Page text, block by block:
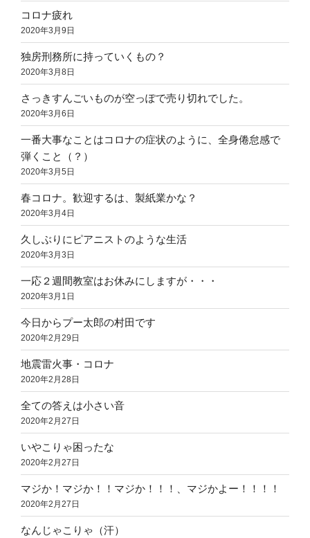
コロナ疲れ
2020年3月9日
独房刑務所に持っていくもの？
2020年3月8日
さっきすんごいものが空っぽで売り切れでした。
2020年3月6日
一番大事なことはコロナの症状のように、全身倦怠感で
弾くこと（？）
2020年3月5日
春コロナ。歓迎するは、製紙業かな？
2020年3月4日
久しぶりにピアニストのような生活
2020年3月3日
一応２週間教室はお休みにしますが・・・
2020年3月1日
今日からプー太郎の村田です
2020年2月29日
地震雷火事・コロナ
2020年2月28日
全ての答えは小さい音
2020年2月27日
いやこりゃ困ったな
2020年2月27日
マジか！マジか！！マジか！！！、マジかよー！！！！
2020年2月27日
なんじゃこりゃ（汗）